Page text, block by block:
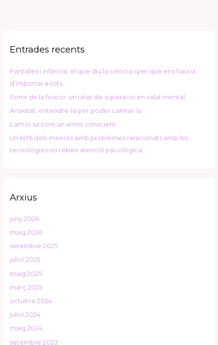
N
o
e
e
l
a
r
u
l
o
Entrades recents
Pantalles i infància: el que diu la ciència i per què ens hauria
d’importar a tots.
Sortir de la foscor: un relat de superació en salut mental
Ansietat: entendre-la per poder calmar-la
L’amor sa com un amor conscient
Un 60% dels menors amb problemes relacionats amb les
tecnologies no reben atenció psicològica
Arxius
juny 2026
maig 2026
setembre 2025
juliol 2025
maig 2025
març 2025
octubre 2024
juliol 2024
maig 2024
setembre 2023